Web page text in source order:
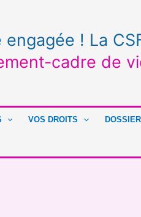
! La
cadre de
VOS DROITS